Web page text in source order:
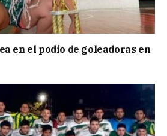
en el podio de goleadoras en